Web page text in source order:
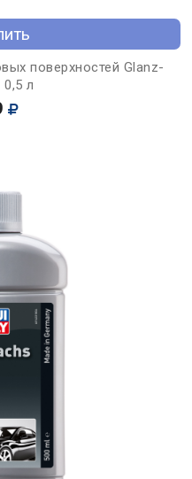
поверхностей Glanz-
л